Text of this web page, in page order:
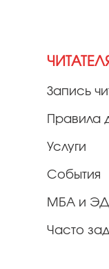
Запись
Правила
Услуги
События
МБА и
Часто